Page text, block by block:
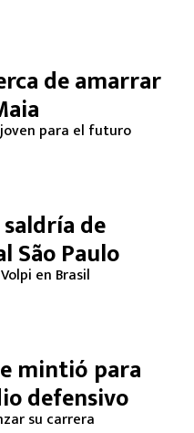
de amarrar
para el futuro
de
São Paulo
en Brasil
mintió para
defensivo
su carrera